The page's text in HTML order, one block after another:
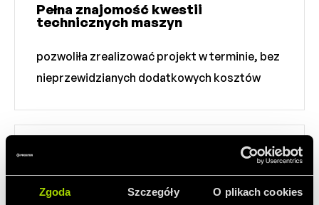
Zgoda Szczegóły O plikach cookies
Pełna znajomość kwestii
technicznych maszyn
pozwoliła zrealizować projekt w terminie, bez
nieprzewidzianych dodatkowych kosztów